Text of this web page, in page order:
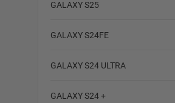
GALAXY S25
GALAXY S24FE
GALAXY S24 ULTRA
GALAXY S24 +